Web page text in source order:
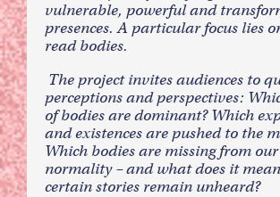
vulnerable, powerful and
presences. A particular focus lies
read bodies.
The project invites audiences to
perceptions and perspectives:
of bodies are dominant? Which
and existences are pushed to the
Which bodies are missing from
normality – and what does it
certain stories remain unheard?